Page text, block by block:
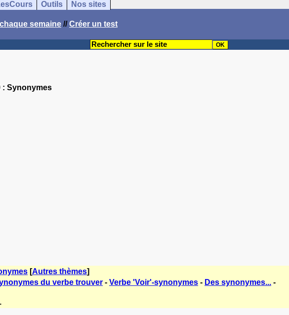
Outils Nos sites
semaine //Créer un test
: Synonymes
[Autres thèmes]
du verbe trouver - Verbe 'Voir'-synonymes - Des synonymes... -